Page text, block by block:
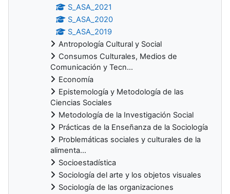
S_ASA_2021
S_ASA_2020
S_ASA_2019
Antropología Cultural y Social
Consumos Culturales, Medios de
Comunicación y Tecn...
Economía
Epistemología y Metodología de las
Ciencias Sociales
Metodología de la Investigación Social
Prácticas de la Enseñanza de la Sociología
Problemáticas sociales y culturales de la
alimenta...
Socioestadística
Sociología del arte y los objetos visuales
Sociología de las organizaciones